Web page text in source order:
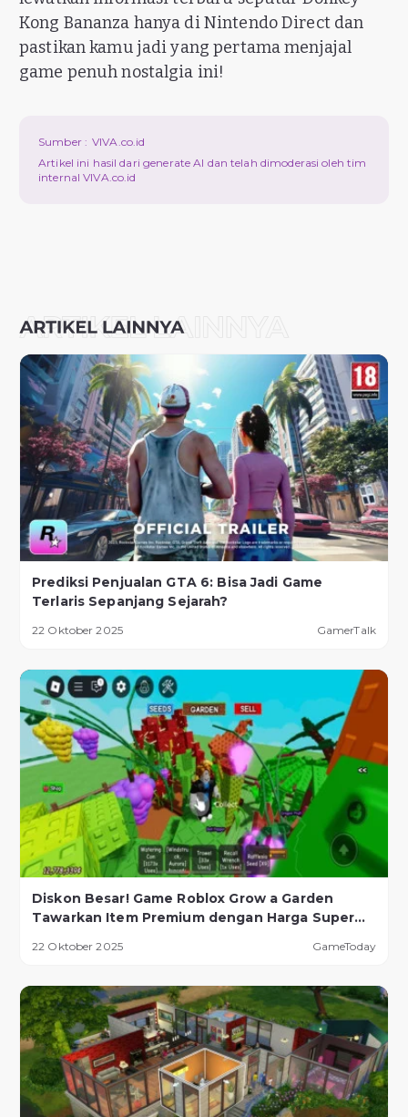
Kong Bananza hanya di Nintendo Direct dan
pastikan kamu jadi yang pertama menjajal
game penuh nostalgia ini!
Sumber : VIVA.co.id
Artikel ini hasil dari generate AI dan telah dimoderasi oleh tim
internal VIVA.co.id
Prediksi Penjualan GTA 6: Bisa Jadi Game
Terlaris Sepanjang Sejarah?
22 Oktober 2025 GamerTalk
Diskon Besar! Game Roblox Grow a Garden
Tawarkan Item Premium dengan Harga Super
22 Oktober 2025 GameToday